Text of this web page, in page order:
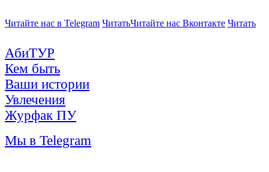
Читайте нас в Telegram ЧитатьЧитайте нас Вконтакте Читать
АбиТУР
Кем быть
Ваши истории
Увлечения
Журфак ПУ
Мы в Telegram